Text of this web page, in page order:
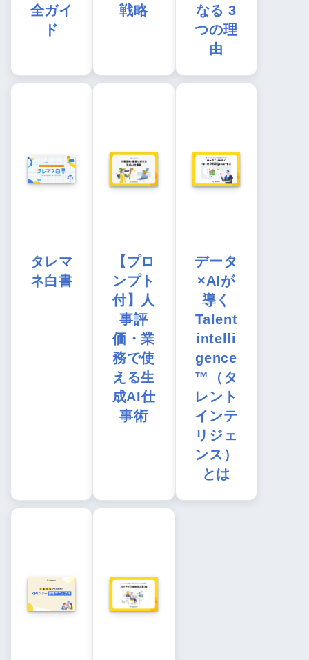
全ガイ
ド
戦略
なる 3
つの理
由
タレマ
ネ白書
【プロ
ンプト
付】人
事評
価・業
務で使
える生
成AI仕
事術
データ
×AIが
導く
Talent
intelli
gence
™（タ
レント
インテ
リジェ
ンス）
とは